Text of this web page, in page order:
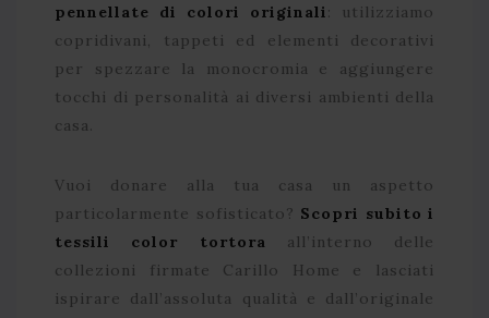
pennellate di colori originali: utilizziamo
copridivani, tappeti ed elementi decorativi
per spezzare la monocromia e aggiungere
tocchi di personalità ai diversi ambienti della
casa.
Vuoi donare alla tua casa un aspetto
particolarmente sofisticato? Scopri subito i
tessili color tortora all’interno delle
collezioni firmate Carillo Home e lasciati
ispirare dall’assoluta qualità e dall’originale